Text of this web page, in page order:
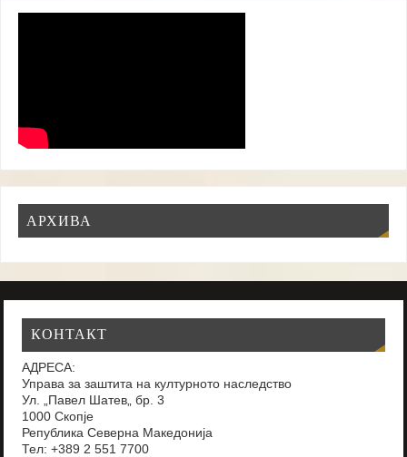
АРХИВА
КОНТАКТ
АДРЕСА:
Управа за заштита на културното наследство
Ул. „Павел Шатев„ бр. 3
1000 Скопје
Република Северна Македонија
Тел: +389 2 551 7700